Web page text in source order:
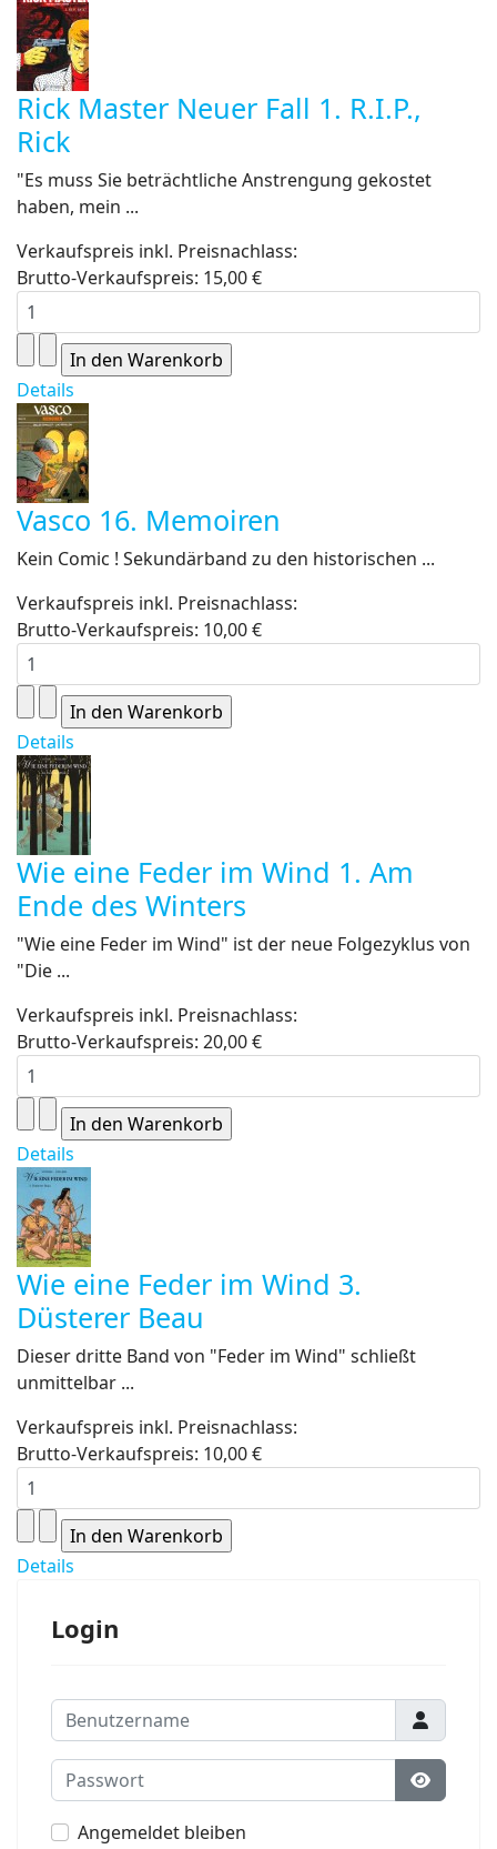
Rick Master Neuer Fall 1. R.I.P.,
Rick
"Es muss Sie beträchtliche Anstrengung gekostet
haben, mein ...
Verkaufspreis inkl. Preisnachlass:
Brutto-Verkaufspreis: 15,00 €
Details
Vasco 16. Memoiren
Kein Comic ! Sekundärband zu den historischen ...
Verkaufspreis inkl. Preisnachlass:
Brutto-Verkaufspreis: 10,00 €
Details
Wie eine Feder im Wind 1. Am
Ende des Winters
"Wie eine Feder im Wind" ist der neue Folgezyklus von
"Die ...
Verkaufspreis inkl. Preisnachlass:
Brutto-Verkaufspreis: 20,00 €
Details
Wie eine Feder im Wind 3.
Düsterer Beau
Dieser dritte Band von "Feder im Wind" schließt
unmittelbar ...
Verkaufspreis inkl. Preisnachlass:
Brutto-Verkaufspreis: 10,00 €
Details
Login
Benutzername
Passwort
Angemeldet bleiben